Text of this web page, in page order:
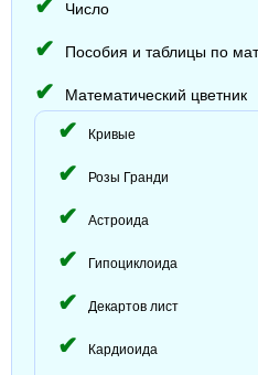
Число
Пособия и таблицы по
Математический цветник
Кривые
Розы Гранди
Астроида
Гипоциклоида
Декартов лист
Кардиоида